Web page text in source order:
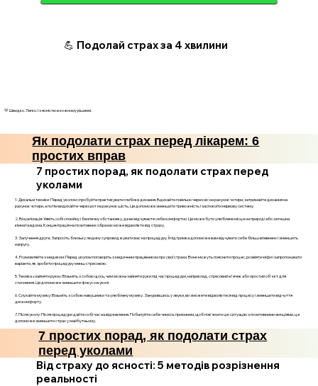
💪 Подолай страх за 4 хвилини
💛 Швидко. Легко. І з ясністю в кожному рішенні.
Як подолати страх перед лікарем: 6
простих вправ
7 простих порад, як подолати страх перед
уколами
1. Дихальні техніки: Перед уколом спробуйте практикувати глибоке дихання. Вдихайте повільно через ніс на рахунок чотири, затримайте дихання на
рахунок чотири, а потім видихайте через рот на рахунок шість. Це допоможе зменшити тривожність і заспокоїти нервову систему.
2. Візуалізація: Уявіть собі спокійну і безпечну обстановку, де ви відчуваєте себе комфортно. Це може бути улюблене місце на природі або затишна
кімната вдома. Концентрація на позитивних образах може відволікти від страху.
3. Залучення друга: Запросіть близьку людину супроводжувати вас на процедуру. Її підтримка допоможе вам відчувати себе більш впевнено і зменшить
напругу.
4. Розмовляйте з медиком: Перед уколом поговоріть з медичним працівником про свої страхи. Вони можуть пояснити процес, розвіяти міфи і запропонувати
варіанти, як зробити процедуру менш стресовою.
5. Техніка «зайняти руки»: Візьміть з собою щось, чим можна зайняти руки під час процедури, наприклад, стресовий м'ячик або простий об'єкт для
стиснення. Це допоможе зменшити фокус на уколі.
6. Слухайте музику: Візьміть з собою навушники та улюблену музику. Занурившись у звуки, ви зможете відволіктися від процесу і зменшити відчуття
дискомфорту.
7. Після уколу: Після процедури дайте собі час на відновлення. Побалуйте себе чимось приємним, щоб пов'язати цю ситуацію з позитивними емоціями, це
допоможе зменшити страх у майбутньому.
7 простих порад, як подолати страх
перед уколами
Від страху до ясності: 5 методів розрізнення
реальності